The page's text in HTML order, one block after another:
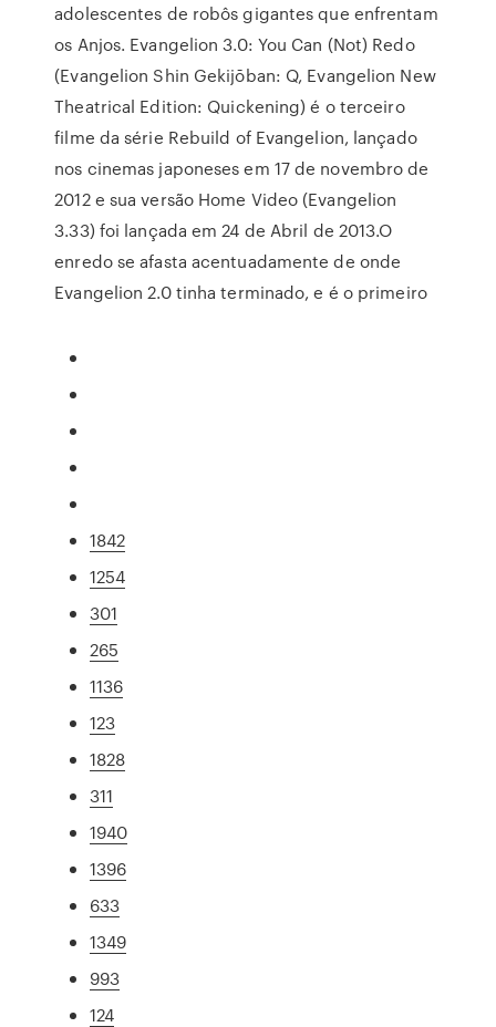
adolescentes de robôs gigantes que enfrentam
os Anjos. Evangelion 3.0: You Can (Not) Redo
(Evangelion Shin Gekijōban: Q, Evangelion New
Theatrical Edition: Quickening) é o terceiro
filme da série Rebuild of Evangelion, lançado
nos cinemas japoneses em 17 de novembro de
2012 e sua versão Home Video (Evangelion
3.33) foi lançada em 24 de Abril de 2013.O
enredo se afasta acentuadamente de onde
Evangelion 2.0 tinha terminado, e é o primeiro
1842
1254
301
265
1136
123
1828
311
1940
1396
633
1349
993
124